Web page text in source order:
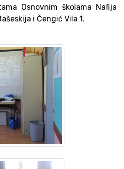
Osnovnim školama Nafija
i Čengić Vila 1.